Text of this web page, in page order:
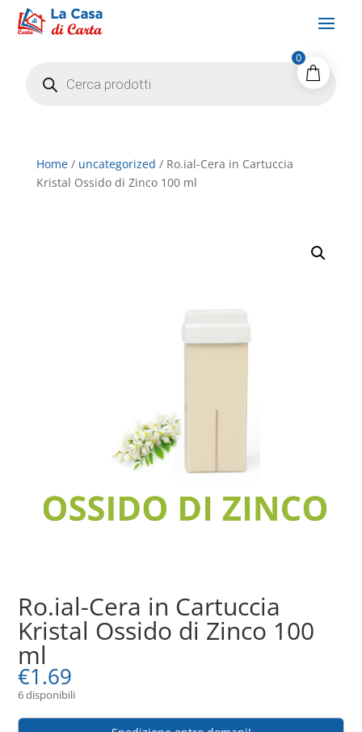
search
Home/ uncategorized / Ro.ial-Cera in Cartuccia
Kristal Ossido di Zinco 100 ml
Ro.ial-Cera in Cartuccia
Kristal Ossido di Zinco 100
ml
€1.69
6 disponibili
0